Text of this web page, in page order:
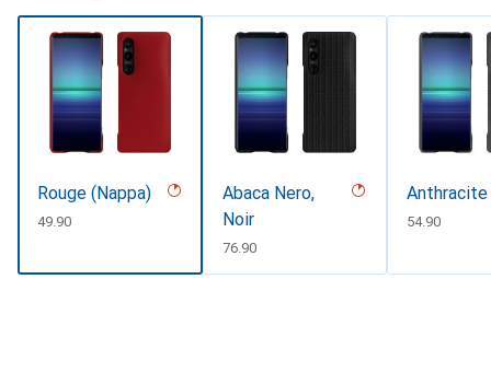
Rouge (Nappa)
CHF
49.90
Abaca Nero,
Noir
CHF
76.90
Anthracite
CHF
54.90